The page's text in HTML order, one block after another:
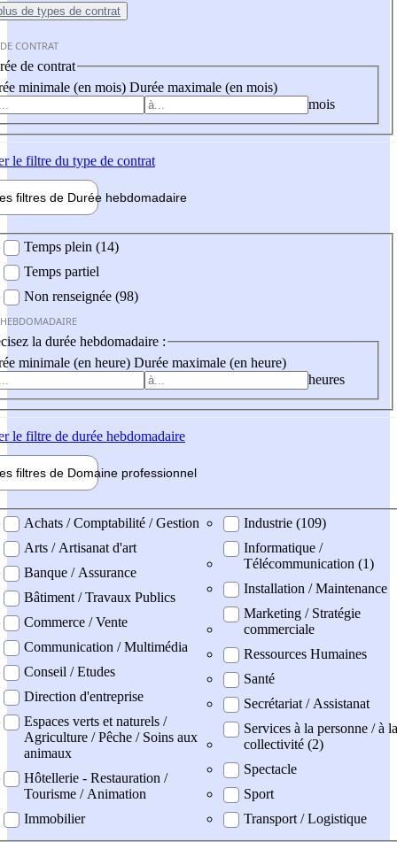
de types de contrat
CONTRAT
de contrat
minimale (en mois) Durée maximale (en mois)
mois
le filtre du type de contrat
filtres de Durée hebdomadaire
Temps plein (14)
Temps partiel
Non renseignée (98)
la durée hebdomadaire :
minimale (en heure) Durée maximale (en heure)
heures
le filtre de durée hebdomadaire
filtres de Domaine professionnel
professionel
Achats / Comptabilité / Gestion
Arts / Artisanat d'art
Banque / Assurance
Bâtiment / Travaux Publics
Commerce / Vente
Communication / Multimédia
Conseil / Etudes
Direction d'entreprise
Espaces verts et naturels /
Agriculture / Pêche / Soins aux
animaux
Hôtellerie - Restauration /
Tourisme / Animation
Immobilier
Industrie (109)
Informatique /
Télécommunication (1)
Installation / Maintenance
Marketing / Stratégie
commerciale
Ressources Humaines
Santé
Secrétariat / Assistanat
Services à la personne / à la
collectivité (2)
Spectacle
Sport
Transport / Logistique